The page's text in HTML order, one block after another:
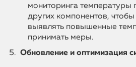
мониторинга температуры
других компонентов,
выявлять повышенные
принимать меры.
Обновление и оптимизация